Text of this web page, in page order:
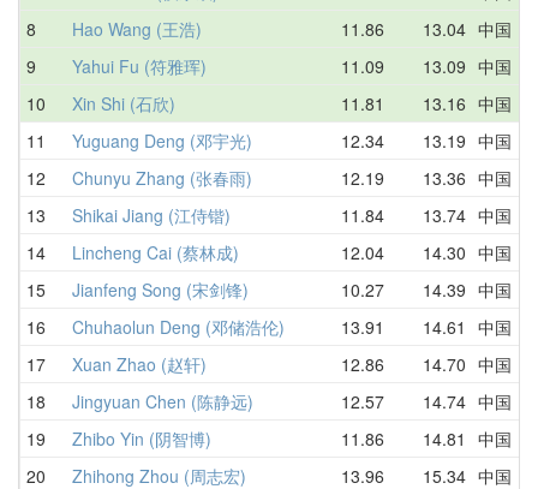
8
Hao Wang (王浩) 11.86 13.04 中国
9
Yahui Fu (符雅珲) 11.09 13.09 中国
10
Xin Shi (石欣) 11.81 13.16 中国
11
Yuguang Deng (邓宇光) 12.34 13.19 中国
12
Chunyu Zhang (张春雨) 12.19 13.36 中国
13
Shikai Jiang (江侍锴) 11.84 13.74 中国
14
Lincheng Cai (蔡林成) 12.04 14.30 中国
15
Jianfeng Song (宋剑锋) 10.27 14.39 中国
16
Chuhaolun Deng (邓储浩伦) 13.91 14.61
中国
17
Xuan Zhao (赵轩) 12.86 14.70 中国
18
Jingyuan Chen (陈静远) 12.57 14.74 中国
19
Zhibo Yin (阴智博) 11.86 14.81
中国
20
Zhihong Zhou (周志宏) 13.96 15.34 中国